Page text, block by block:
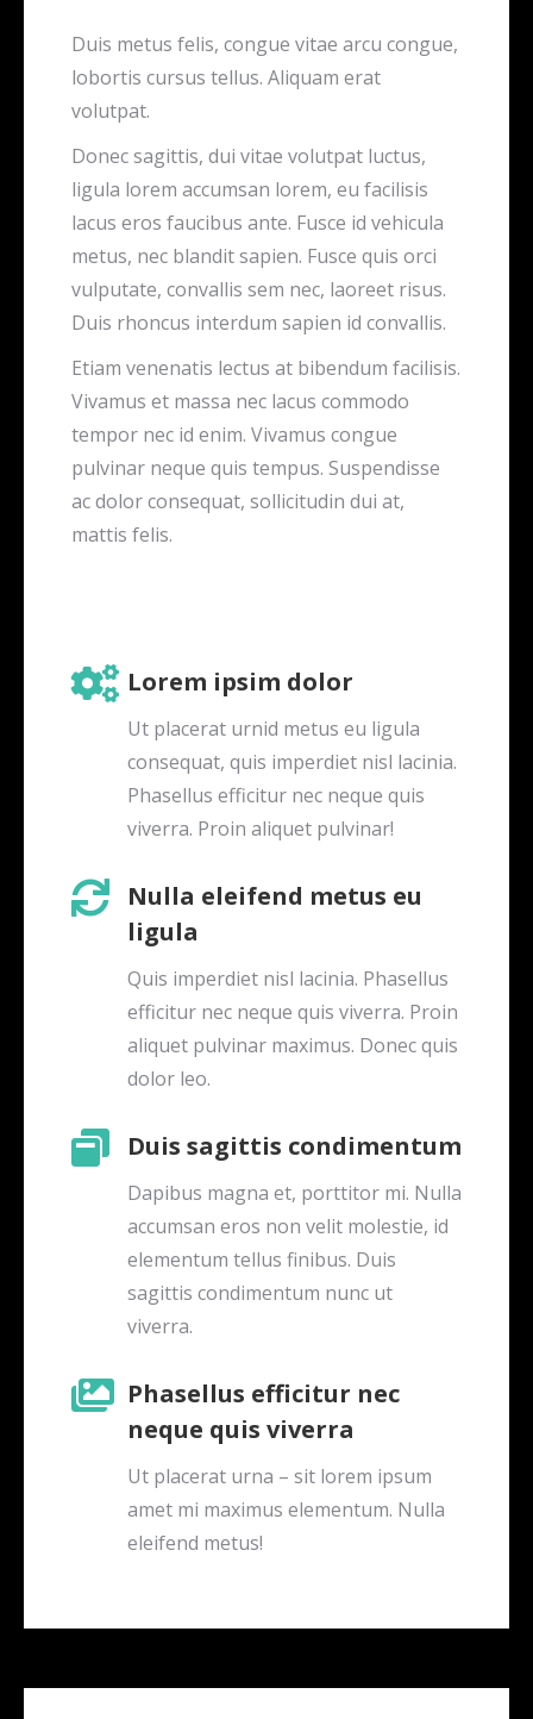
Duis metus felis, congue vitae arcu congue,
lobortis cursus tellus. Aliquam erat
volutpat.
Donec sagittis, dui vitae volutpat luctus,
ligula lorem accumsan lorem, eu facilisis
lacus eros faucibus ante. Fusce id vehicula
metus, nec blandit sapien. Fusce quis orci
vulputate, convallis sem nec, laoreet risus.
Duis rhoncus interdum sapien id convallis.
Etiam venenatis lectus at bibendum facilisis.
Vivamus et massa nec lacus commodo
tempor nec id enim. Vivamus congue
pulvinar neque quis tempus. Suspendisse
ac dolor consequat, sollicitudin dui at,
mattis felis.
Lorem ipsim dolor
Ut placerat urnid metus eu ligula
consequat, quis imperdiet nisl lacinia.
Phasellus efficitur nec neque quis
viverra. Proin aliquet pulvinar!
Nulla eleifend metus eu
ligula
Quis imperdiet nisl lacinia. Phasellus
efficitur nec neque quis viverra. Proin
aliquet pulvinar maximus. Donec quis
dolor leo.
Duis sagittis condimentum
Dapibus magna et, porttitor mi. Nulla
accumsan eros non velit molestie, id
elementum tellus finibus. Duis
sagittis condimentum nunc ut
viverra.
Phasellus efficitur nec
neque quis viverra
Ut placerat urna – sit lorem ipsum
amet mi maximus elementum. Nulla
eleifend metus!